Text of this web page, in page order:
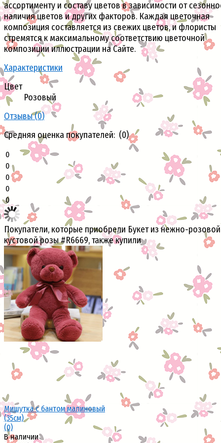
ассортименту и составу цветов в зависимости от
наличия цветов и других факторов. Каждая цветочная
композиция составляется из свежих цветов, и флористы
стремятся к максимальному соответствию цветочной
композиции иллюстрации на Сайте.
Характеристики
Цвет
Розовый
Отзывы (0)
Средняя оценка покупателей: (0)
0
0
0
0
0
Покупатели, которые приобрели Букет из нежно-розовой
кустовой розы #R6669, также купили
Мишутка с бантом малиновый
(35см)
(0)
В наличии